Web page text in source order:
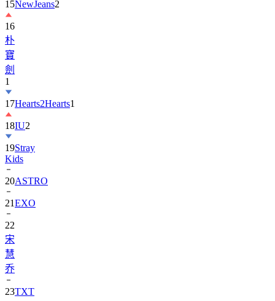
16
朴
寶
劍
1
17
18IU2
19Stray
Kids
20ASTRO
21EXO
22
宋
慧
乔
23
24Suzy